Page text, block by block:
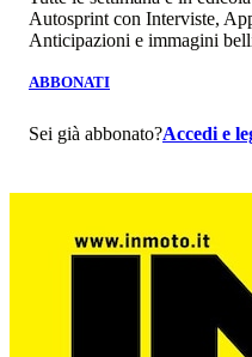
Autosprint con Interviste,
Anticipazioni e immagini
ABBONATI
Sei già abbonato?Accedi e